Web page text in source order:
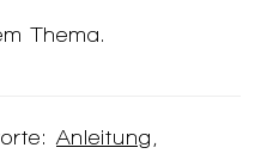
Thema.
Anleitung